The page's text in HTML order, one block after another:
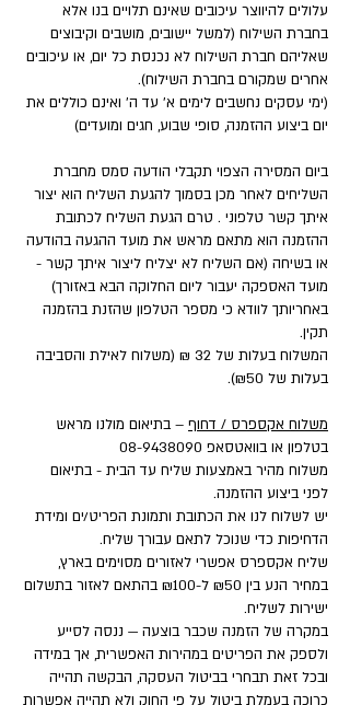
עלולים להיווצר עיכובים שאינם תלויים בנו אלא
בחברת השילוח (למשל יישובים, מושבים וקיבוצים
שאליהם חברת השילוח לא נכנסת כל יום, או עיכובים
אחרים שמקורם בחברת השילוח).
(ימי עסקים נחשבים לימים א' עד ה' ואינם כוללים את
יום ביצוע ההזמנה, סופי שבוע, חגים ומועדים)
ביום המסירה הצפוי תקבלי הודעה סמס מחברת
השליחים לאחר מכן בסמוך להגעת השליח הוא יצור
איתך קשר טלפוני . טרם הגעת השליח לכתובת
ההזמנה הוא מתאם מראש את מועד ההגעה בהודעה
או בשיחה (אם השליח לא יצליח ליצור איתך קשר -
מועד האספקה יעבור ליום החלוקה הבא באזורך)
באחריותך לוודא כי מספר הטלפון שהזנת בהזמנה
תקין.
המשלוח בעלות של 32 ₪ (משלוח לאילת והסביבה
בעלות של ₪50).
משלוח אקספרס / דחוף – בתיאום מולנו מראש
בטלפון או בוואטסאפ 08-9438090
משלוח מהיר באמצעות שליח עד הבית - בתיאום
לפני ביצוע ההזמנה.
יש לשלוח לנו את הכתובת ותמונת הפריט/ים ומידת
הדחיפות כדי שנוכל לתאם עבורך שליח.
שליח אקספרס אפשרי לאזורים מסוימים בארץ,
במחיר הנע בין ₪50 ל-₪100 בהתאם לאזור בתשלום
ישירות לשליח.
במקרה של הזמנה שכבר בוצעה — ננסה לסייע
ולספק את הפריטים במהירות האפשרית, אך במידה
ובכל זאת תבחרי בביטול העסקה, הבקשה תהייה
כרוכה בעמלת ביטול על פי החוק ולא תהייה אפשרות